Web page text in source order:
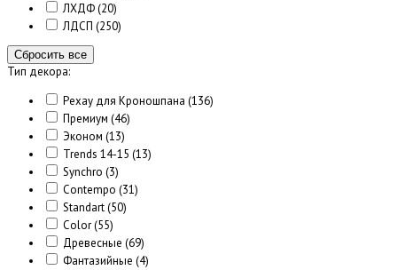
ЛХДФ(20)
ЛДСП (250)
Сбросить все
Тип декора:
Рехау для Кроношпана (136)
Премиум (46)
Эконом (13)
Trends 14-15 (13)
Synchro (3)
Contempo (31)
Standart(50)
Color(55)
Древесные (69)
Фантазийные (4)